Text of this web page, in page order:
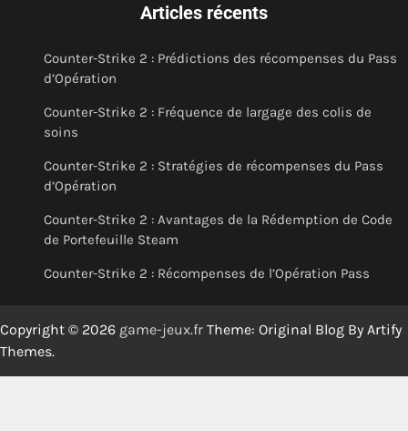
Articles récents
Counter-Strike 2 : Prédictions des récompenses du Pass
d’Opération
Counter-Strike 2 : Fréquence de largage des colis de
soins
Counter-Strike 2 : Stratégies de récompenses du Pass
d’Opération
Counter-Strike 2 : Avantages de la Rédemption de Code
de Portefeuille Steam
Counter-Strike 2 : Récompenses de l’Opération Pass
Copyright © 2026 game-jeux.fr Theme: Original Blog By Artify
Themes.